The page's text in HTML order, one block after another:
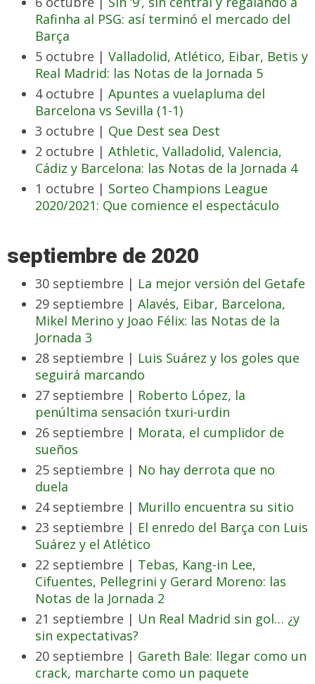
Rafinha al PSG: así terminó el mercado del
Barça
5 octubre | Valladolid, Atlético, Eibar, Betis y
Real Madrid: las Notas de la Jornada 5
4 octubre | Apuntes a vuelapluma del
Barcelona vs Sevilla (1-1)
3 octubre | Que Dest sea Dest
2 octubre | Athletic, Valladolid, Valencia,
Cádiz y Barcelona: las Notas de la Jornada 4
1 octubre | Sorteo Champions League
2020/2021: Que comience el espectáculo
septiembre de 2020
30 septiembre | La mejor versión del Getafe
29 septiembre | Alavés, Eibar, Barcelona,
Mikel Merino y Joao Félix: las Notas de la
Jornada 3
28 septiembre | Luis Suárez y los goles que
seguirá marcando
27 septiembre | Roberto López, la
penúltima sensación txuri-urdin
26 septiembre | Morata, el cumplidor de
sueños
25 septiembre | No hay derrota que no
duela
24 septiembre | Murillo encuentra su sitio
23 septiembre | El enredo del Barça con Luis
Suárez y el Atlético
22 septiembre | Tebas, Kang-in Lee,
Cifuentes, Pellegrini y Gerard Moreno: las
Notas de la Jornada 2
21 septiembre | Un Real Madrid sin gol… ¿y
sin expectativas?
20 septiembre | Gareth Bale: llegar como un
crack, marcharte como un paquete